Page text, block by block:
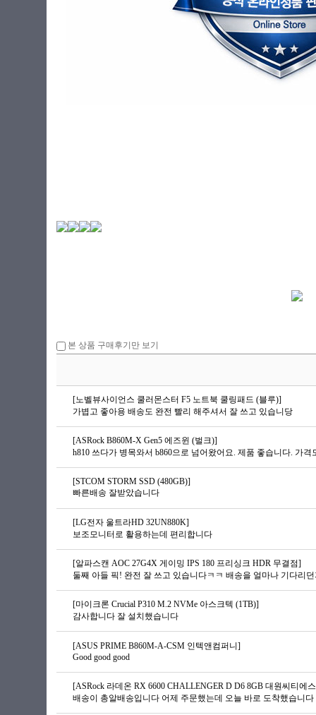
본 상품 구매후기만 보기
[노벨뷰사이언스 쿨러몬스터 F5 노트북 쿨링패드 (블루)]
가볍고 좋아용 배송도 완전 빨리 해주셔서 잘 쓰고 있습니당
[ASRock B860M-X Gen5 에즈윈 (벌크)]
h810 쓰다가 병목와서 b860으로 넘어왔어요. 제품 좋습니다. 가격
[STCOM STORM SSD (480GB)]
빠른배송 잘받았습니다
[LG전자 울트라HD 32UN880K]
보조모니터로 활용하는데 편리합니다
[알파스캔 AOC 27G4X 게이밍 IPS 180 프리싱크 HDR 무결점]
[마이크론 Crucial P310 M.2 NVMe 아스크텍 (1TB)]
감사합니다 잘 설치했습니다
[ASUS PRIME B860M-A-CSM 인텍앤컴퍼니]
Good good good
[ASRock 라데온 RX 6600 CHALLENGER D D6 8GB 대원씨티에
배송이 총알배송입니다 어제 주문했는데 오늘 바로 도착했습니